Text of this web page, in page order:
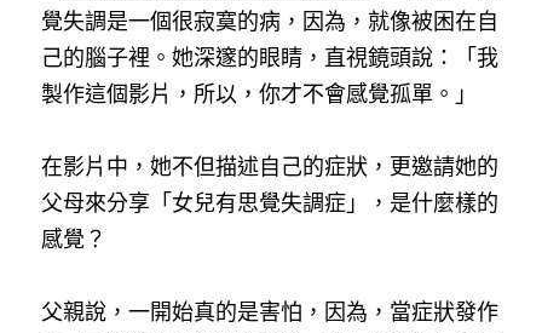
覺失調是一個很寂寞的病，因為，就像被困在自
己的腦子裡。她深邃的眼睛，直視鏡頭說：「我
製作這個影片，所以，你才不會感覺孤單。」
在影片中，她不但描述自己的症狀，更邀請她的
父母來分享「女兒有思覺失調症」，是什麼樣的
感覺？
父親說，一開始真的是害怕，因為，當症狀發作